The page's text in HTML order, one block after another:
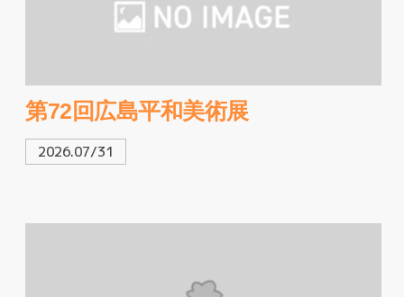
第72回広島平和美術展
2026.07/31